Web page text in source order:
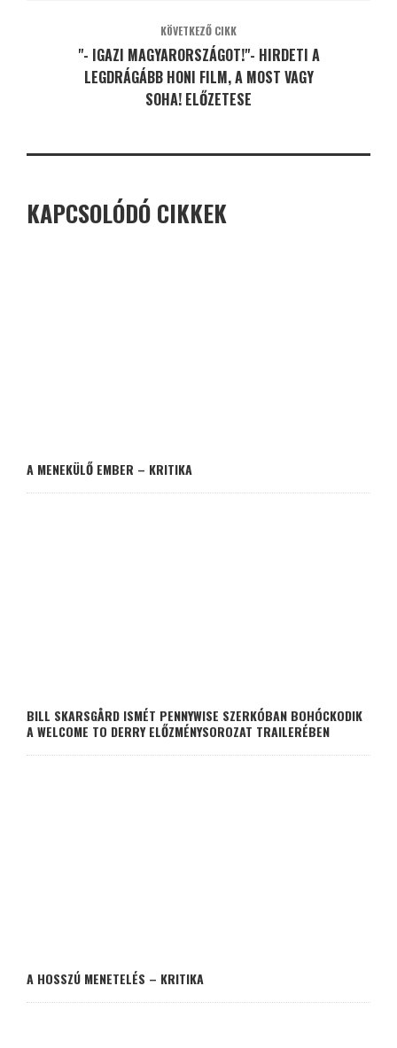
KÖVETKEZŐ CIKK
"- IGAZI MAGYARORSZÁGOT!"- HIRDETI A
LEGDRÁGÁBB HONI FILM, A MOST VAGY
SOHA! ELŐZETESE
KAPCSOLÓDÓ CIKKEK
A MENEKÜLŐ EMBER – KRITIKA
BILL SKARSGÅRD ISMÉT PENNYWISE SZERKÓBAN BOHÓCKODIK
A WELCOME TO DERRY ELŐZMÉNYSOROZAT TRAILERÉBEN
A HOSSZÚ MENETELÉS – KRITIKA